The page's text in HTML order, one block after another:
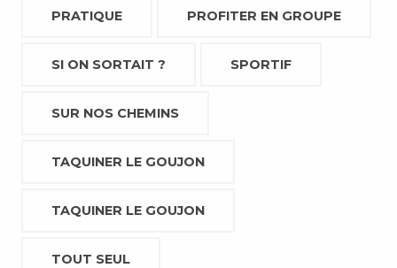
PRATIQUE PROFITER EN GROUPE
SI ON SORTAIT ? SPORTIF
SUR NOS CHEMINS
TAQUINER LE GOUJON
TAQUINER LE GOUJON
TOUT SEUL